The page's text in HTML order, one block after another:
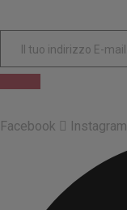
Facebook Instagram